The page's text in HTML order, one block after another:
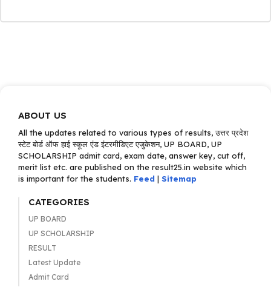
ABOUT US
All the updates related to various types of results, उत्तर प्रदेश
स्टेट बोर्ड ऑफ हाई स्कूल एंड इंटरमीडिएट एजुकेशन, UP BOARD, UP
SCHOLARSHIP admit card, exam date, answer key, cut off,
merit list etc. are published on the result25.in website which
is important for the students. Feed | Sitemap
CATEGORIES
UP BOARD
UP SCHOLARSHIP
RESULT
Latest Update
Admit Card